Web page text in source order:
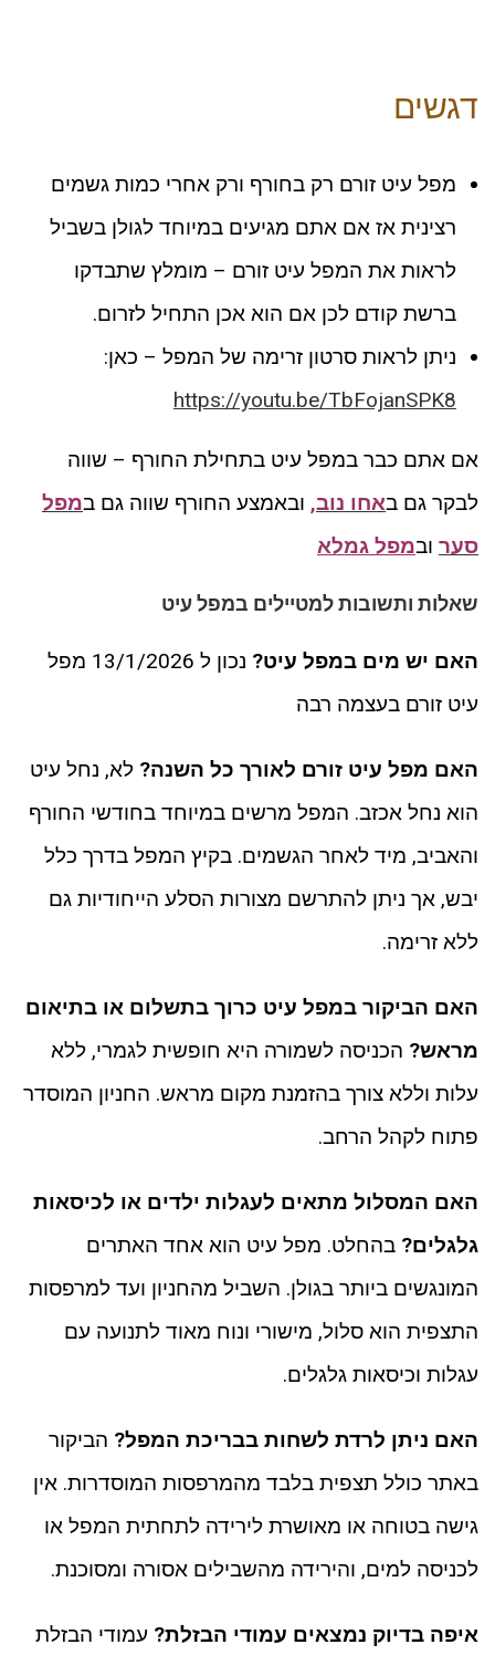
דגשים
מפל עיט זורם רק בחורף ורק אחרי כמות גשמים
רצינית אז אם אתם מגיעים במיוחד לגולן בשביל
לראות את המפל עיט זורם – מומלץ שתבדקו
ברשת קודם לכן אם הוא אכן התחיל לזרום.
ניתן לראות סרטון זרימה של המפל – כאן:
https://youtu.be/TbFojanSPK8
אם אתם כבר במפל עיט בתחילת החורף – שווה
לבקר גם באחו נוב, ובאמצע החורף שווה גם במפל
סער ובמפל גמלא
שאלות ותשובות למטיילים במפל עיט
האם יש מים במפל עיט?
נכון ל 13/1/2026 מפל
עיט זורם בעצמה רבה
האם מפל עיט זורם לאורך כל השנה? לא, נחל עיט
הוא נחל אכזב. המפל מרשים במיוחד בחודשי החורף
והאביב, מיד לאחר הגשמים. בקיץ המפל בדרך כלל
יבש, אך ניתן להתרשם מצורות הסלע הייחודיות גם
ללא זרימה.
האם הביקור במפל עיט כרוך בתשלום או בתיאום
מראש? הכניסה לשמורה היא חופשית לגמרי, ללא
עלות וללא צורך בהזמנת מקום מראש. החניון המוסדר
פתוח לקהל הרחב.
האם המסלול מתאים לעגלות ילדים או לכיסאות
גלגלים? בהחלט. מפל עיט הוא אחד האתרים
המונגשים ביותר בגולן. השביל מהחניון ועד למרפסות
התצפית הוא סלול, מישורי ונוח מאוד לתנועה עם
עגלות וכיסאות גלגלים.
האם ניתן לרדת לשחות בבריכת המפל? הביקור
באתר כולל תצפית בלבד מהמרפסות המוסדרות. אין
גישה בטוחה או מאושרת לירידה לתחתית המפל או
לכניסה למים, והירידה מהשבילים אסורה ומסוכנת.
איפה בדיוק נמצאים עמודי הבזלת? עמודי הבזלת